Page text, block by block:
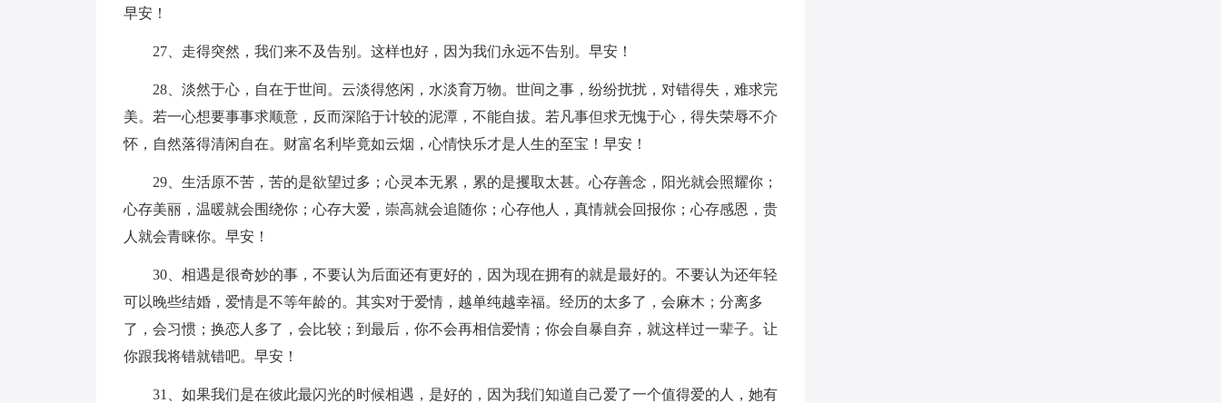
早安！
27、走得突然，我们来不及告别。这样也好，因为我们永远不告别。早安！
28、淡然于心，自在于世间。云淡得悠闲，水淡育万物。世间之事，纷纷扰扰，对错得失，难求完
美。若一心想要事事求顺意，反而深陷于计较的泥潭，不能自拔。若凡事但求无愧于心，得失荣辱不介
怀，自然落得清闲自在。财富名利毕竟如云烟，心情快乐才是人生的至宝！早安！
29、生活原不苦，苦的是欲望过多；心灵本无累，累的是攫取太甚。心存善念，阳光就会照耀你；
心存美丽，温暖就会围绕你；心存大爱，崇高就会追随你；心存他人，真情就会回报你；心存感恩，贵
人就会青睐你。早安！
30、相遇是很奇妙的事，不要认为后面还有更好的，因为现在拥有的就是最好的。不要认为还年轻
可以晚些结婚，爱情是不等年龄的。其实对于爱情，越单纯越幸福。经历的太多了，会麻木；分离多
了，会习惯；换恋人多了，会比较；到最后，你不会再相信爱情；你会自暴自弃，就这样过一辈子。让
你跟我将错就错吧。早安！
31、如果我们是在彼此最闪光的时候相遇，是好的，因为我们知道自己爱了一个值得爱的人，她有